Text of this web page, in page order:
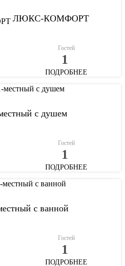
ЛЮКС-КОМФОРТ
Гостей
1
ПОДРОБНЕЕ
с душем
Гостей
1
ПОДРОБНЕЕ
с ванной
Гостей
1
ПОДРОБНЕЕ